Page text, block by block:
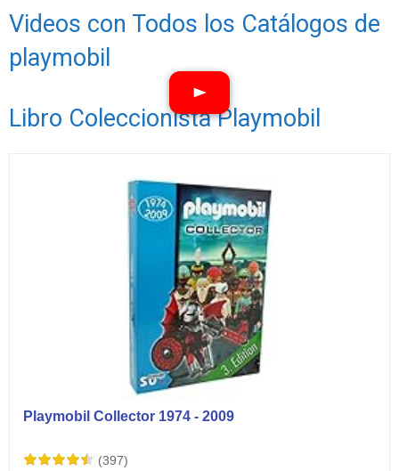
Videos con Todos los Catálogos de
playmobil
Libro Coleccionista Playmobil
Playmobil Collector 1974 - 2009
(397)